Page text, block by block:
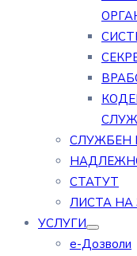
СЛУЖБЕН
СТАТУТ
ЛИСТА НА
УСЛУГИ
е-Дозволи